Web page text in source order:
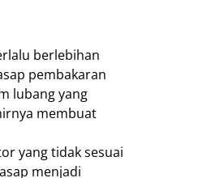
berlebihan
pembakaran
lubang yang
membuat
yang tidak sesuai
menjadi